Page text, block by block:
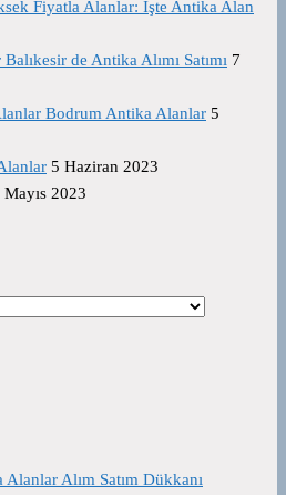
Fiyatla Alanlar: İşte Antika Alan
de Antika Alımı Satımı 7
Bodrum Antika Alanlar 5
5 Haziran 2023
Mayıs 2023
Alım Satım Dükkanı